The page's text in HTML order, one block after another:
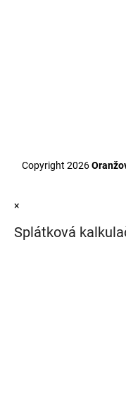
Copyright 2026
×
Splátková